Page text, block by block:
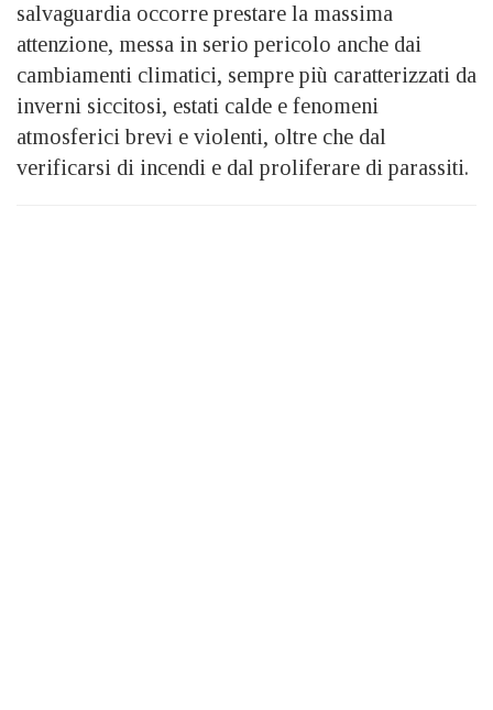
salvaguardia occorre prestare la massima
attenzione, messa in serio pericolo anche dai
cambiamenti climatici, sempre più caratterizzati da
inverni siccitosi, estati calde e fenomeni
atmosferici brevi e violenti, oltre che dal
verificarsi di incendi e dal proliferare di parassiti.